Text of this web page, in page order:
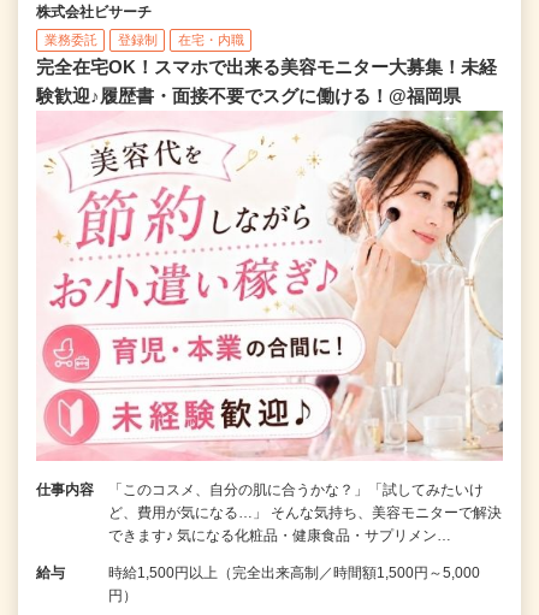
株式会社ビサーチ
業務委託 登録制 在宅・内職
完全在宅OK！スマホで出来る美容モニター大募集！未経
験歓迎♪履歴書・面接不要でスグに働ける！@福岡県
仕事内容
「このコスメ、自分の肌に合うかな？」「試してみたいけ
ど、費用が気になる…」 そんな気持ち、美容モニターで解決
できます♪ 気になる化粧品・健康食品・サプリメン…
給与
時給1,500円以上（完全出来高制／時間額1,500円～5,000
円）